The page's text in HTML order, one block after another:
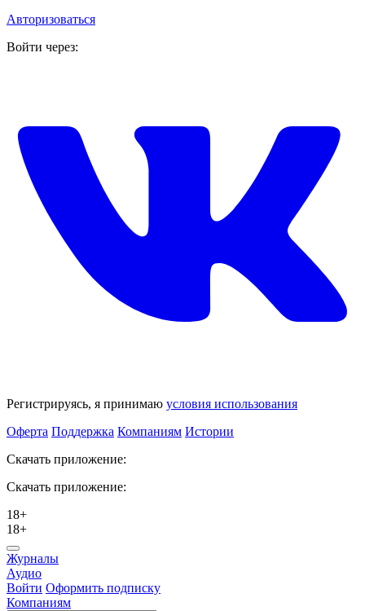
Авторизоваться
Войти через:
Регистрируясь, я принимаю условия использования
Оферта Поддержка Компаниям Истории
Скачать приложение:
Скачать приложение:
18+
18+
Журналы
Аудио
Войти Оформить подписку
Компаниям